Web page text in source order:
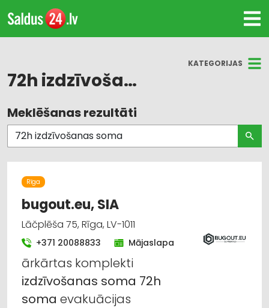
KATEGORIJAS
72h izdzīvošanas soma
Visas nozares
Internetveikali, e-komercija
Sporta un tūrisma preču tirdzniecība
Meklēšanas rezultāti
Rīga
bugout.eu, SIA
Lāčplēša 75, Rīga, LV-1011
+371 20088833 Mājaslapa
ārkārtas komplekti
izdzīvošanas soma 72h
soma evakuācijas